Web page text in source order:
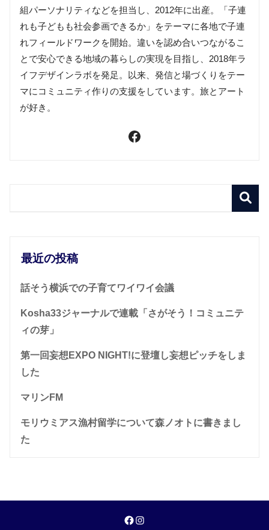
組パーソナリティなどを担当し、2012年に出産。「子連
れも子どもも社会参画できるか」をテーマに各地で子連
れフィールドワークを開始。違いを認め合いつながるこ
とで安心できる地域の暮らしの実現を目指し、2018年ラ
イフデザインラボを発足。以来、発信と場づくりをテー
マにコミュニティ作りの支援をしています。旅とアート
が好き。
最近の投稿
話そう横浜での子育てワイワイ会議
Kosha33ジャーナルで連載「さがそう！コミュニテ
ィの芽」
第一回妄想EXPO NIGHT!に登壇し妄想ピッチをしま
した
マリンFM
モリウミアス漁村留学について森ノオトに書きまし
た